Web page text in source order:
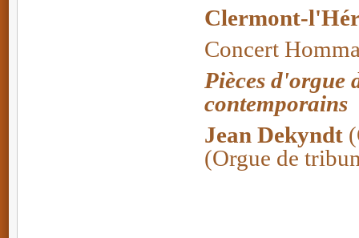
Clermont-
Concert
Pièces d'orgue
contemporains
Jean Dekyndt
(Orgue de